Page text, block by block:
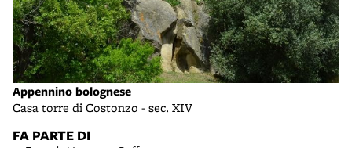
Appennino bolognese
Casa torre di Costonzo - sec. XIV
FA PARTE DI